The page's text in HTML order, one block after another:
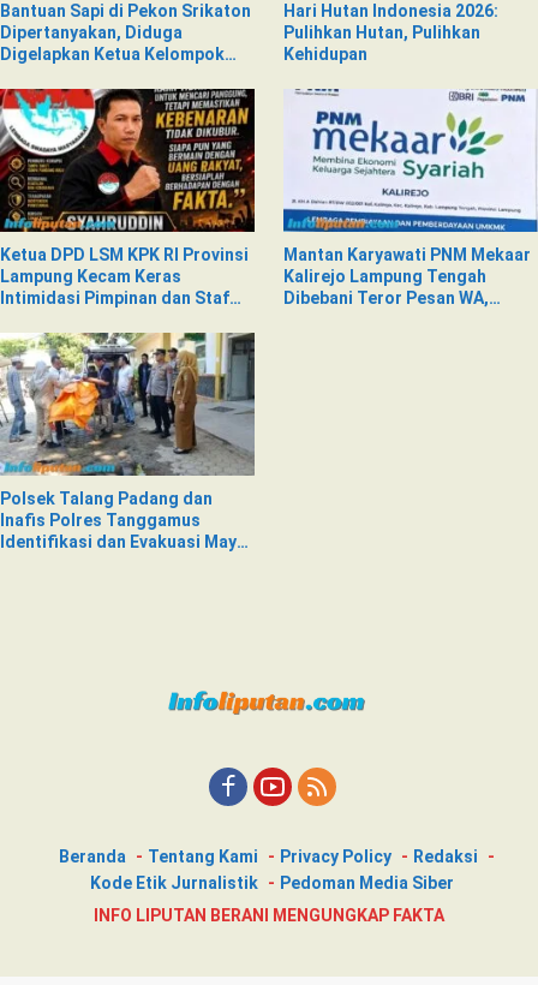
Bantuan Sapi di Pekon Srikaton
Dipertanyakan, Diduga
Digelapkan Ketua Kelompok
Hari Hutan Indonesia 2026:
Pulihkan Hutan, Pulihkan
Kehidupan
Ketua DPD LSM KPK RI Provinsi
Lampung Kecam Keras
Intimidasi Pimpinan dan Staf
Nad
Mantan Karyawati PNM Mekaar
Kalirejo Lampung Tengah
Dibebani Teror Pesan WA,
Polsek Talang Padang dan
Inafis Polres Tanggamus
Identifikasi dan Evakuasi Mayat
Beranda Tentang Kami Privacy Policy
Redaksi
Kode Etik Jurnalistik
Pedoman Media Siber
INFO LIPUTAN BERANI MENGUNGKAP FAKTA